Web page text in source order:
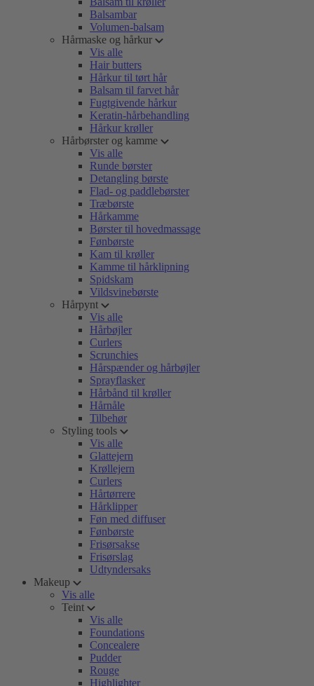
Balsambar
Volumen-balsam
Hårmaske og hårkur
Vis alle
Hair butters
Hårkur til tørt hår
Balsam til farvet hår
Fugtgivende hårkur
Keratin-hårbehandling
Hårkur krøller
Hårbørster og kamme
Vis alle
Runde børster
Detangling børste
Flad- og paddlebørster
Træbørste
Hårkamme
Børster til hovedmassage
Fønbørste
Kam til krøller
Kamme til hårklipning
Spidskam
Vildsvinebørste
Hårpynt
Vis alle
Hårbøjler
Curlers
Scrunchies
Hårspænder og hårbøjler
Sprayflasker
Hårbånd til krøller
Hårnåle
Tilbehør
Styling tools
Vis alle
Glattejern
Krøllejern
Curlers
Hårtørrere
Hårklipper
Føn med diffuser
Fønbørste
Frisørsakse
Frisørslag
Udtyndersaks
Makeup
Vis alle
Teint
Vis alle
Foundations
Concealere
Pudder
Rouge
Highlighter